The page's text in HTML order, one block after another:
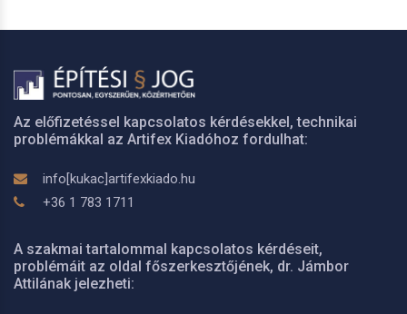
Az előfizetéssel kapcsolatos kérdésekkel, technikai
problémákkal az Artifex Kiadóhoz fordulhat:
info[kukac]artifexkiado.hu
+36 1 783 1711
A szakmai tartalommal kapcsolatos kérdéseit,
problémáit az oldal főszerkesztőjének, dr. Jámbor
Attilának jelezheti: